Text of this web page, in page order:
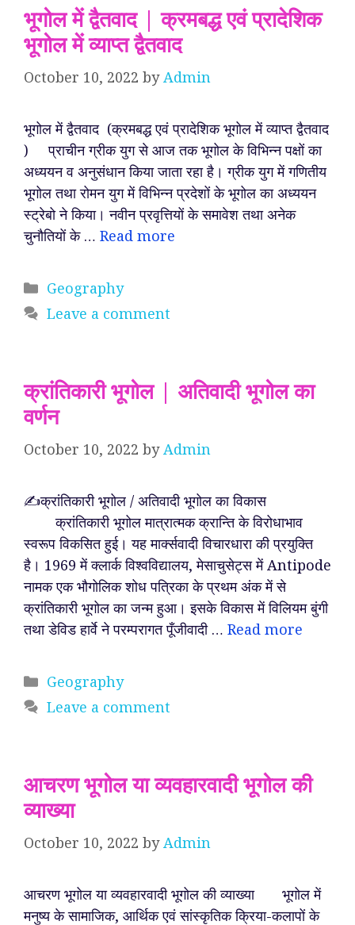
भूगोल में द्वैतवाद | क्रमबद्ध एवं प्रादेशिक
भूगोल में व्याप्त द्वैतवाद
October 10, 2022 byAdmin
भूगोल में द्वैतवाद (क्रमबद्ध एवं प्रादेशिक भूगोल में व्याप्त द्वैतवाद
) प्राचीन ग्रीक युग से आज तक भूगोल के विभिन्न पक्षों का
अध्ययन व अनुसंधान किया जाता रहा है। ग्रीक युग में गणितीय
भूगोल तथा रोमन युग में विभिन्न प्रदेशों के भूगोल का अध्ययन
स्ट्रेबो ने किया। नवीन प्रवृत्तियों के समावेश तथा अनेक
चुनौतियों के … Read more
Categories
Geography
Leave a comment
क्रांतिकारी भूगोल | अतिवादी भूगोल का
वर्णन
October 10, 2022 byAdmin
✍️क्रांतिकारी भूगोल / अतिवादी भूगोल का विकास
क्रांतिकारी भूगोल मात्रात्मक क्रान्ति के विरोधाभाव
स्वरूप विकसित हुई। यह मार्क्सवादी विचारधारा की प्रयुक्ति
है। 1969 में क्लार्क विश्वविद्यालय, मेसाचुसेट्स में Antipode
नामक एक भौगोलिक शोध पत्रिका के प्रथम अंक में से
क्रांतिकारी भूगोल का जन्म हुआ। इसके विकास में विलियम बुंगी
तथा डेविड हार्वे ने परम्परागत पूँजीवादी … Read more
Categories
Geography
Leave a comment
आचरण भूगोल या व्यवहारवादी भूगोल की
व्याख्या
October 10, 2022 byAdmin
आचरण भूगोल या व्यवहारवादी भूगोल की व्याख्या भूगोल में
मनुष्य के सामाजिक, आर्थिक एवं सांस्कृतिक क्रिया-कलापों के